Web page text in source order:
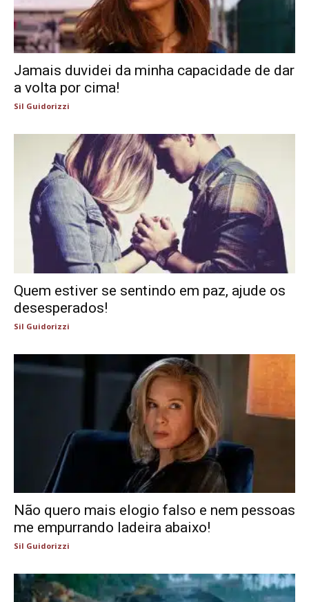
Jamais duvidei da minha capacidade de dar
a volta por cima!
Sil Guidorizzi
Quem estiver se sentindo em paz, ajude os
desesperados!
Sil Guidorizzi
Não quero mais elogio falso e nem pessoas
me empurrando ladeira abaixo!
Sil Guidorizzi